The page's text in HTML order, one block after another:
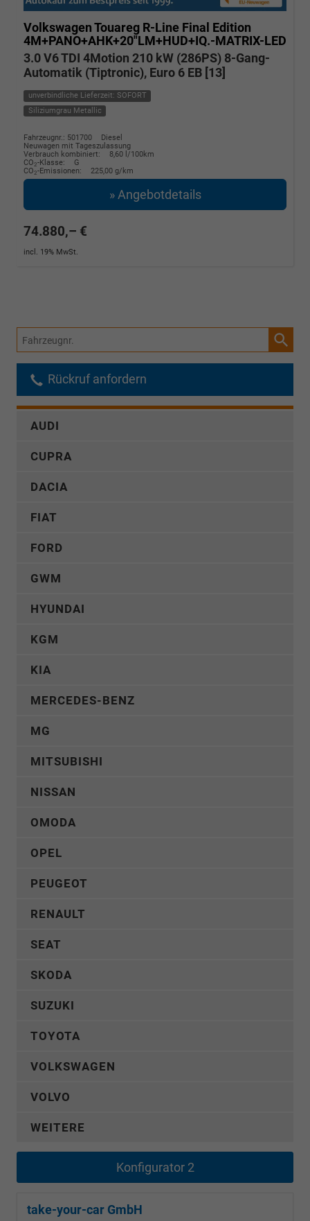
Volkswagen Touareg R-Line Final Edition
4M+PANO+AHK+20"LM+HUD+IQ.-MATRIX-LED
3.0 V6 TDI 4Motion 210 kW (286PS) 8-Gang-
Automatik (Tiptronic), Euro 6 EB [13]
unverbindliche Lieferzeit: SOFORT
Siliziumgrau Metallic
Fahrzeugnr.: 501700
Diesel
Neuwagen mit Tageszulassung
Verbrauch kombiniert:
8,60 l/100km
CO2-Klasse:
G
CO2-Emissionen: 225,00 g/km
» Angebotdetails
74.880,– €
incl. 19% MwSt.
Fahrzeugnr.
Rückruf anfordern
AUDI
CUPRA
DACIA
FIAT
FORD
GWM
HYUNDAI
KGM
KIA
MERCEDES-BENZ
MG
MITSUBISHI
NISSAN
OMODA
OPEL
PEUGEOT
RENAULT
SEAT
SKODA
SUZUKI
TOYOTA
VOLKSWAGEN
VOLVO
WEITERE
Konfigurator 2
take-your-car GmbH